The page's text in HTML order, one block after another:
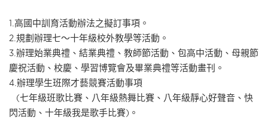
1.高國中訓育活動辦法之擬訂事項。
2.規劃辦理七～十年級校外教學等活動。
3.辦理始業典禮、結業典禮、教師節活動、包高中活動、母親節
慶祝活動、校慶、學習博覽會及畢業典禮等活動畫刊。
4.辦理學生班際才藝競賽活動事項
(七年級班歌比賽、八年級熱舞比賽、八年級靜心好聲音、快
閃活動、十年級我是歌手比賽)。